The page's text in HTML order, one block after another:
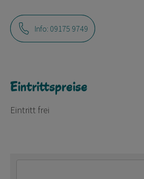
Info: 09175 9749
Eintrittspreise
Eintritt frei